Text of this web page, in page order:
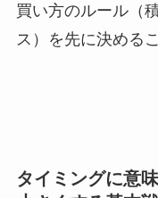
買い方のルール（
ス）を先に決める
タイミングに意